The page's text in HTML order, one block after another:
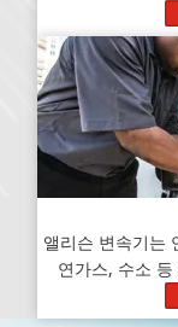
앨리슨 변속기는
연가스, 수소